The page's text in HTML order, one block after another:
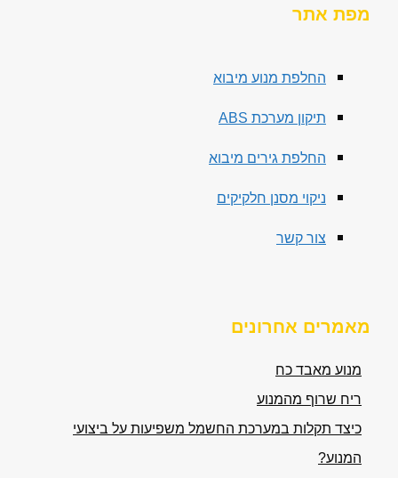
מפת אתר
החלפת מנוע מיבוא
תיקון מערכת ABS
החלפת גירים מיבוא
ניקוי מסנן חלקיקים
צור קשר
מאמרים אחרונים
מנוע מאבד כח
ריח שרוף מהמנוע
כיצד תקלות במערכת החשמל משפיעות על ביצועי
המנוע?